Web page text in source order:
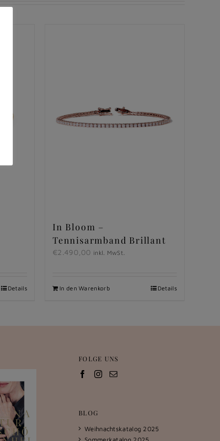
Details
In Bloom –
Tennisarmband Brillant
€2.490,00 inkl. MwSt.
In den Warenkorb Details
FOLGE UNS
BLOG
Weihnachtskatalog 2025
Sommerkatalog 2025